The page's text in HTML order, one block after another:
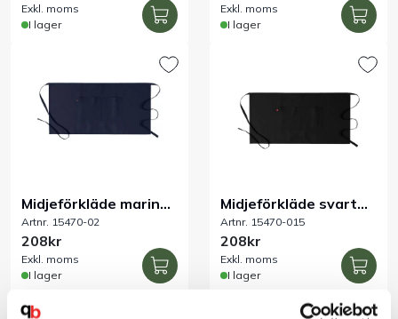
Exkl. moms
I lager
Exkl. moms
I lager
Midjeförkläde marin
100x50 cm
Artnr. 15470-02
208kr
Exkl. moms
I lager
Midjeförkläde svart
100x50 cm
Artnr. 15470-015
208kr
Exkl. moms
I lager